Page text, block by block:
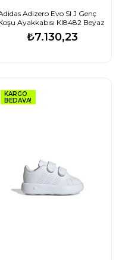
Adizero Evo Sl J Genç
Ayakkabısı KI8482 Beyaz
₺7.130,23
KARGO
BEDAVA!